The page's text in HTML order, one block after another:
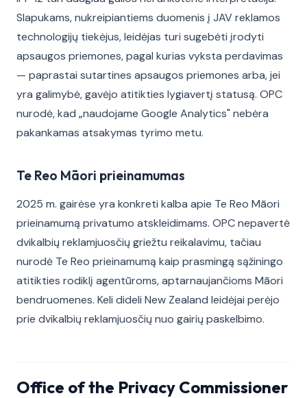
Slapukams, nukreipiantiems duomenis į JAV reklamos
technologijų tiekėjus, leidėjas turi sugebėti įrodyti
apsaugos priemones, pagal kurias vyksta perdavimas
— paprastai sutartines apsaugos priemones arba, jei
yra galimybė, gavėjo atitikties lygiavertį statusą. OPC
nurodė, kad „naudojame Google Analytics" nebėra
pakankamas atsakymas tyrimo metu.
Te Reo Māori prieinamumas
2025 m. gairėse yra konkreti kalba apie Te Reo Māori
prieinamumą privatumo atskleidimams. OPC nepavertė
dvikalbių reklamjuosčių griežtu reikalavimu, tačiau
nurodė Te Reo prieinamumą kaip prasmingą sąžiningo
atitikties rodiklį agentūroms, aptarnaujančioms Māori
bendruomenes. Keli dideli New Zealand leidėjai perėjo
prie dvikalbių reklamjuosčių nuo gairių paskelbimo.
Office of the Privacy Commissioner